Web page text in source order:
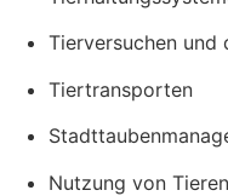
Tierversuchen
Tiertransporten
Nutzung von